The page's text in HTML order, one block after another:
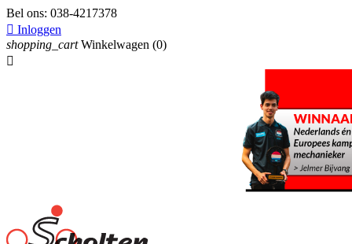
Bel ons: 038-4217378
 Inloggen
shopping_cart Winkelwagen (0)
